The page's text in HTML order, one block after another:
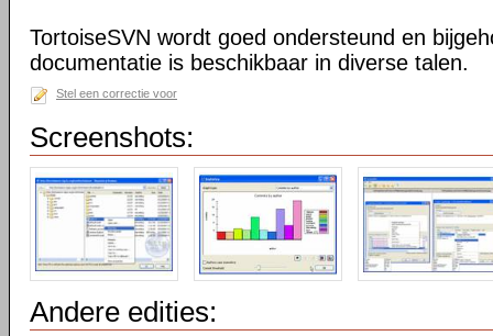
TortoiseSVN wordt goed ondersteund en
documentatie is beschikbaar in diverse talen.
Stel een correctie voor
Screenshots:
Andere edities: